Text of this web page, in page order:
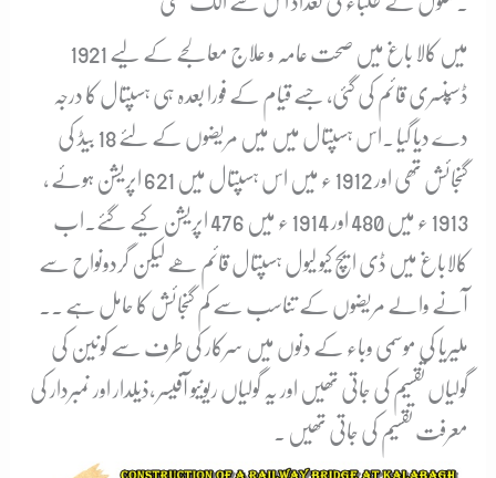
1921 میں کالا باغ میں صحت عامہ و علاج معالجے کے لیے
ڈسپنسری قائم کی گئی، جسے قیام کے فورا بعدہ ہی ہسپتال کا درجہ
دے دیا گیا ۔اس ہسپتال میں میں مریضوں کے لئے 18 بیڈ کی
گنجائش تھی اور 1912 ء میں اس ہسپتال میں 621 اپریشن ہوئے ،
1913 ء میں 480 اور 1914 ء میں 476 اپریشن کیے گئے۔اب
کالاباغ میں ڈی ایچ کیو لیول ہسپتال قائم ھے لیکن گردونواح سے
آنے والے مریضوں کے تناسب سے کم گنجائش کا حامل ہے ۔۔
ملیریا کی موسمی وباء کے دنوں میں سرکار کی طرف سے کونین کی
گولیاں تقسیم کی جاتی تھیں اور یہ گولیاں ریونیو آفیسر ،ذیلدار اور نمبردار کی
معرفت تقسیم کی جاتی تھیں ۔